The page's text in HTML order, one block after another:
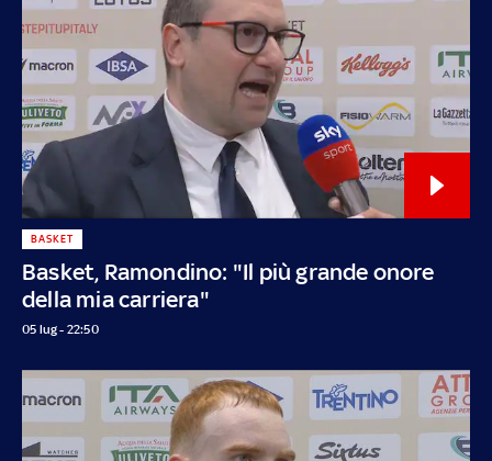
Basket, Ramondino: "Il più grande onore
della mia carriera"
BASKET
05 lug - 22:50